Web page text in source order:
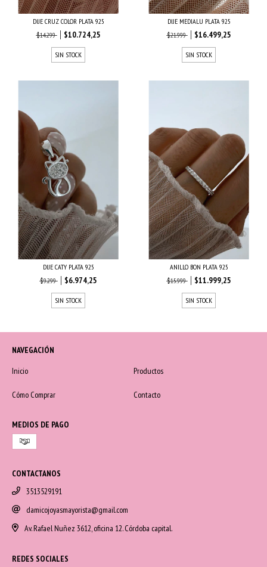
DIJE CRUZ COLOR PLATA 925
$14.299
$10.724,25
SIN STOCK
DIJE MEDIALU PLATA 925
$21.999
$16.499,25
SIN STOCK
DIJE CATY PLATA 925
$9.299
$6.974,25
SIN STOCK
ANILLO BON PLATA 925
$15.999
$11.999,25
SIN STOCK
NAVEGACIÓN
Inicio
Productos
Cómo Comprar Contacto
MEDIOS DE PAGO
CONTACTANOS
3513529191
damicojoyasmayorista@gmail.com
Av. Rafael Nuñez 3612, oficina 12. Córdoba capital.
REDES SOCIALES